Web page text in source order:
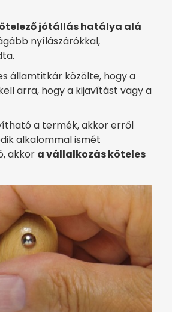
jótállás hatálya alá
nyílászárókkal,
államtitkár közölte, hogy a
arra, hogy a kijavítást vagy a
a termék, akkor erről
alkalommal ismét
akkor a vállalkozás köteles